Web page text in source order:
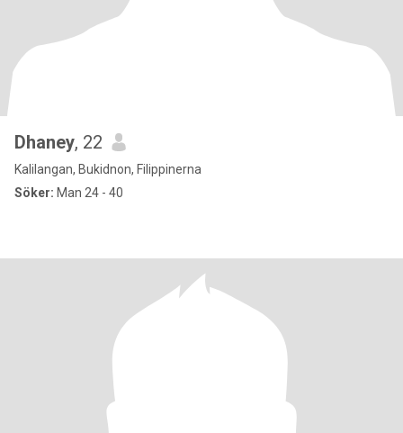
Dhaney, 22
Kalilangan, Bukidnon, Filippinerna
Söker: Man 24 - 40